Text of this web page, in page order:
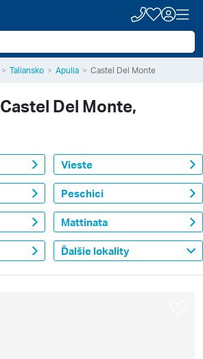
Taliansko Apulia Castel Del Monte
Castel Del Monte,
Vieste
Peschici
Mattinata
Ďalšie lokality